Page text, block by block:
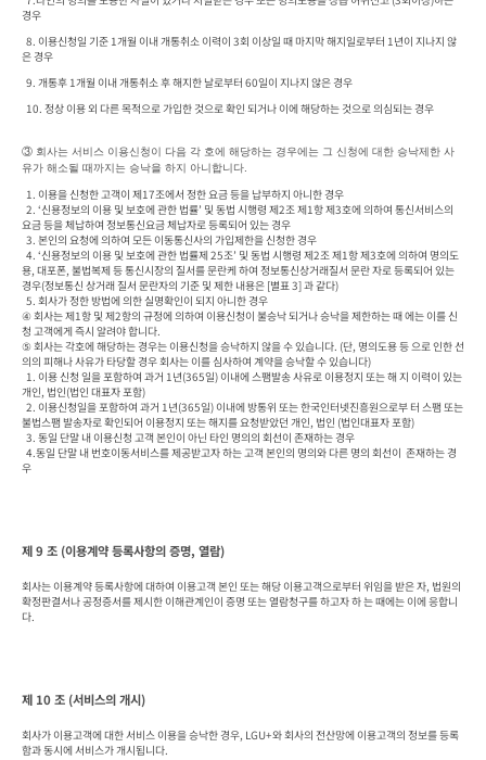
경우
은 경우
  9. 개통후 1개월 이내 개통취소 후 해지한 날로부터 60일이 지나지 않은 경우
  10. 정상 이용 외 다른 목적으로 가입한 것으로 확인 되거나 이에 해당하는 것으로 의심되는 경우
③ 회사는 서비스 이용신청이 다음 각 호에 해당하는 경우에는 그 신청에 대한 승낙제한 사
유가 해소될 때까지는 승낙을 하지 아니합니다.
요금 등을 체납하여 정보통신요금 체납자로 등록되어 있는 경우
용, 대포폰, 불법복제 등 통신시장의 질서를 문란케 하여 정보통신상거래질서 문란 자로 등록되어 있는
경우(정보통신 상거래 질서 문란자의 기준 및 제한 내용은 [별표 3] 과 같다)
④ 회사는 제1항 및 제2항의 규정에 의하여 이용신청이 불승낙 되거나 승낙을 제한하는 때 에는 이를 신
청 고객에게 즉시 알려야 합니다.
⑤ 회사는 각호에 해당하는 경우는 이용신청을 승낙하지 않을 수 있습니다. (단, 명의도용 등 으로 인한 선
의의 피해나 사유가 타당할 경우 회사는 이를 심사하여 계약을 승낙할 수 있습니다)
개인, 법인(법인 대표자 포함)
불법스팸 발송자로 확인되어 이용정지 또는 해지를 요청받았던 개인, 법인 (법인대표자 포함)
우
제 9 조 (이용계약 등록사항의 증명, 열람)
회사는 이용계약 등록사항에 대하여 이용고객 본인 또는 해당 이용고객으로부터 위임을 받은 자, 법원의
확정판결서나 공정증서를 제시한 이해관계인이 증명 또는 열람청구를 하고자 하 는 때에는 이에 응합니
다.
제 10 조 (서비스의 개시)
회사가 이용고객에 대한 서비스 이용을 승낙한 경우, LGU+와 회사의 전산망에 이용고객의 정보를 등록
함과 동시에 서비스가 개시됩니다.